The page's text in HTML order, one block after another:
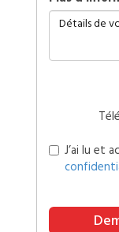
J’ai lu et